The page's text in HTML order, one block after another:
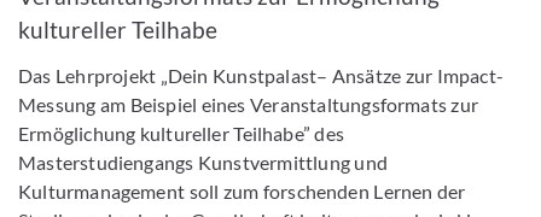
kultureller Teilhabe
Das Lehrprojekt „Dein Kunstpalast– Ansätze zur Impact-
Messung am Beispiel eines Veranstaltungsformats zur
Ermöglichung kultureller Teilhabe” des
Masterstudiengangs Kunstvermittlung und
Kulturmanagement soll zum forschenden Lernen der